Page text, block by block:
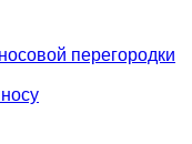
перегородки